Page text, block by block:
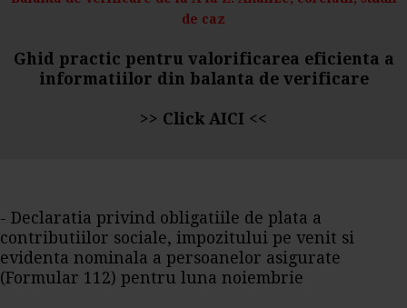
de caz
Ghid practic pentru valorificarea eficienta a
informatiilor din balanta de verificare
>> Click AICI <<
- Declaratia privind obligatiile de plata a
contributiilor sociale, impozitului pe venit si
evidenta nominala a persoanelor asigurate
(Formular 112) pentru luna noiembrie